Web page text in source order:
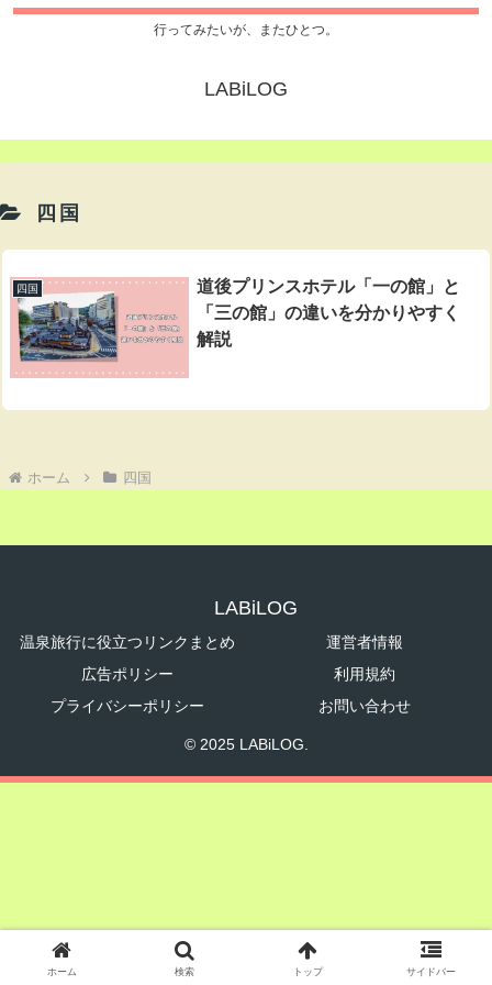
行ってみたいが、またひとつ。
LABiLOG
四国
四国
道後プリンスホテル「一の館」と
「三の館」の違いを分かりやすく
解説
ホーム 四国
LABiLOG
温泉旅行に役立つリンクまとめ
運営者情報
広告ポリシー
利用規約
プライバシーポリシー
お問い合わせ
© 2025 LABiLOG.
ホーム 検索 トップ サイドバー